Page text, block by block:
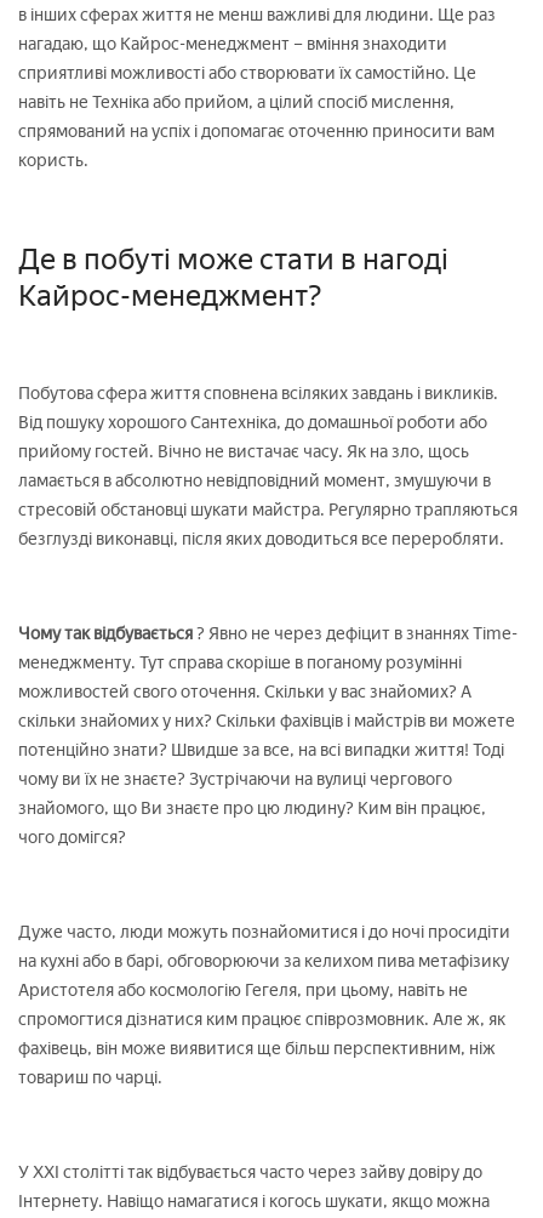
в інших сферах життя не менш важливі для людини. Ще раз
нагадаю, що Кайрос-менеджмент – вміння знаходити
сприятливі можливості або створювати їх самостійно. Це
навіть не Техніка або прийом, а цілий спосіб мислення,
спрямований на успіх і допомагає оточенню приносити вам
користь.
Де в побуті може стати в нагоді
Кайрос-менеджмент?
Побутова сфера життя сповнена всіляких завдань і викликів.
Від пошуку хорошого Сантехніка, до домашньої роботи або
прийому гостей. Вічно не вистачає часу. Як на зло, щось
ламається в абсолютно невідповідний момент, змушуючи в
стресовій обстановці шукати майстра. Регулярно трапляються
безглузді виконавці, після яких доводиться все переробляти.
Чому так відбувається? Явно не через дефіцит в знаннях Time-
менеджменту. Тут справа скоріше в поганому розумінні
можливостей свого оточення. Скільки у вас знайомих? А
скільки знайомих у них? Скільки фахівців і майстрів ви можете
потенційно знати? Швидше за все, на всі випадки життя! Тоді
чому ви їх не знаєте? Зустрічаючи на вулиці чергового
знайомого, що Ви знаєте про цю людину? Ким він працює,
чого домігся?
Дуже часто, люди можуть познайомитися і до ночі просидіти
на кухні або в барі, обговорюючи за келихом пива метафізику
Аристотеля або космологію Гегеля, при цьому, навіть не
спромогтися дізнатися ким працює співрозмовник. Але ж, як
фахівець, він може виявитися ще більш перспективним, ніж
товариш по чарці.
У XXI столітті так відбувається часто через зайву довіру до
Інтернету. Навіщо намагатися і когось шукати, якщо можна